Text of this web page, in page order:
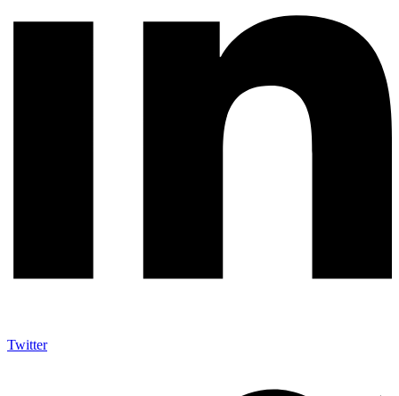
Twitter